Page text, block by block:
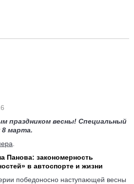
праздником весны! Специальный
8 марта.
Панова: закономерность
в автоспорте и жизни
победоносно наступающей весны